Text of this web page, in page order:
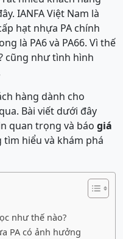
IANFA Việt Nam là
hạt nhựa PA chính
là PA6 và PA66. Vì thế
cũng như tình hình
hàng dành cho
Bài viết dưới đây
quan trọng và báo giá
tìm hiểu và khám phá
như thế nào?
PA có ảnh hưởng